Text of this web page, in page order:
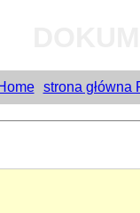
strona główna